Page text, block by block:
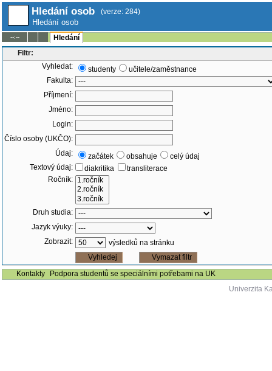
Hledání osob (verze: 284)
Hledání osob
--:--
Hledání
Filtr:
Vyhledat:
studenty
učitele/zaměstnance
Fakulta:
Příjmení:
Jméno:
Login:
Číslo osoby (UKČO):
Údaj:
začátek obsahuje
celý údaj
Textový údaj:
diakritika
transliterace
Ročník:
Druh studia:
Jazyk výuky:
Zobrazit:
výsledků na stránku
Kontakty
Podpora studentů se speciálními potřebami na UK
Univerzita